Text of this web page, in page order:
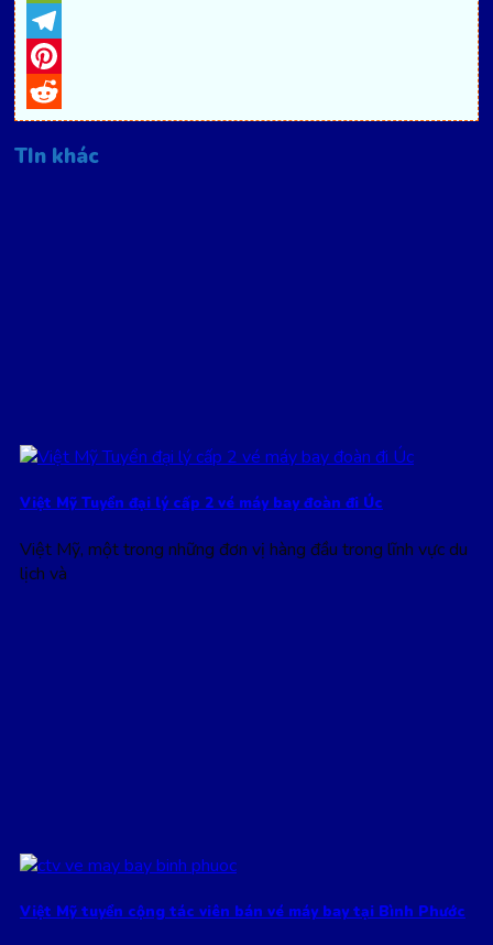
WeChat
Telegram
Pinterest
Reddit
TIn khác
Việt Mỹ Tuyển đại lý cấp 2 vé máy bay đoàn đi Úc
Việt Mỹ, một trong những đơn vị hàng đầu trong lĩnh vực du
lịch và
Việt Mỹ tuyển cộng tác viên bán vé máy bay tại Bình Phước